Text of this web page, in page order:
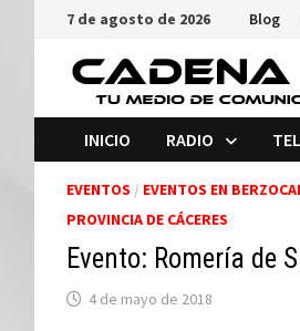
Saltar
contenido
7 de agosto de 2026 Blog
INICIO RADIO
EVENTOS / EVENTOS EN
PROVINCIA DE CÁCERES
Evento: Romería de
4 de mayo de 2018